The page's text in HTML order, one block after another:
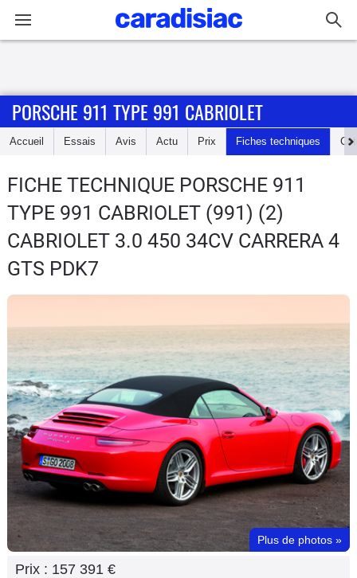
Accueil
Essais
Guide
d'achat
Electriques
Utilitaires
Flottes
Auto
Services
Forum
Moto
PORSCHE 911 TYPE 991 CABRIOLET
Accueil Essais Avis Actu Prix Fiches techniques
FICHE TECHNIQUE PORSCHE 911
TYPE 991 CABRIOLET (991) (2)
CABRIOLET 3.0 450 34CV CARRERA 4
GTS PDK7
Plus de photos »
Prix : 157 391 €